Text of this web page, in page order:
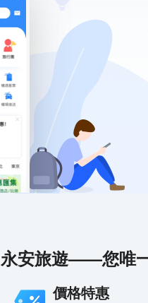
永安旅遊——您唯
價格特惠